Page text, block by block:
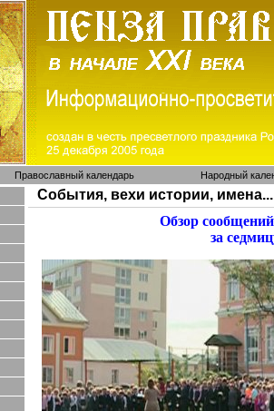
Православный календарь Народный
События, вехи истории, имена...
Обзор
за